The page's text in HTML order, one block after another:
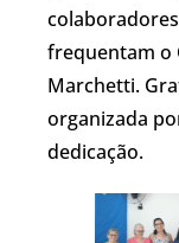
frequentam o
Marchetti.
organizada
dedicação.